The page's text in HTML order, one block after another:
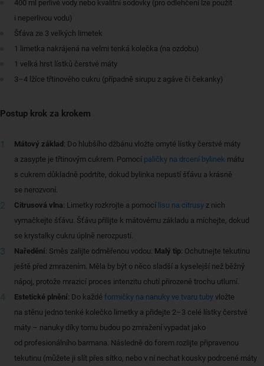
400 ml perlivé vody nebo kvalitní sodovky (pro odlehčení lze použít
i neperlivou vodu)
Šťáva ze 3 velkých limetek
1 limetka nakrájená na velmi tenká kolečka (na ozdobu)
1 velká hrst lístků čerstvé máty
3–4 lžíce třtinového cukru (případně sirupu z agáve či čekanky)
Postup krok za krokem
Mátový základ : Do hlubšího džbánu vložte omyté lístky čerstvé máty
a zasypte je třtinovým cukrem. Pomocí paličky na drcení bylinek mátu
s cukrem důkladně podrtíte, dokud bylinka nepustí šťávu a krásně
se nerozvoní.
Citrusová vlna: Limetky rozkrojte a pomocí lisu na citrusy z nich
vymačkejte šťávu. Šťávu přilijte k mátovému základu a míchejte, dokud
se krystalky cukru úplně nerozpustí.
Naředění: Směs zalijte odměřenou vodou. Malý tip: Ochutnejte tekutinu
ještě před zmrazením. Měla by být o něco sladší a kyselejší než běžný
nápoj, protože mrazicí proces intenzitu chutí přirozeně trochu utlumí.
Estetické plnění: Do každé formičky na nanuky ve tvaru tuby vložte
na stěnu jedno tenké kolečko limetky a přidejte 2–3 celé lístky čerstvé
máty – nanuky díky tomu budou po zmražení vypadat jako
od profesionálního barmana. Následně do forem rozlijte připravenou
tekutinu (můžete ji slít přes sítko, nebo v ní nechat kousky podrcené máty